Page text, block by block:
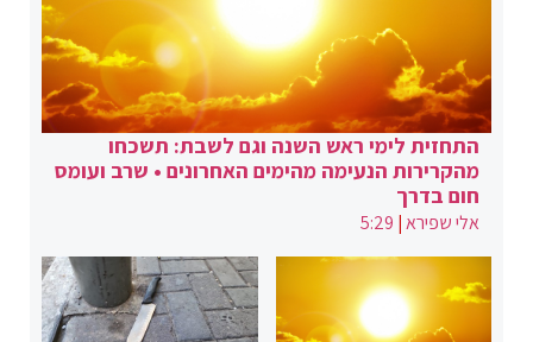
התחזית לימי ראש השנה וגם לשבת: תשכחו
מהקרירות הנעימה מהימים האחרונים • שרב ועומס
חום בדרך
אלי שפירא|
5:29